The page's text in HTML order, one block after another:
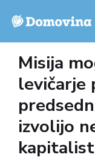
Misija
levičarje
izvolijo